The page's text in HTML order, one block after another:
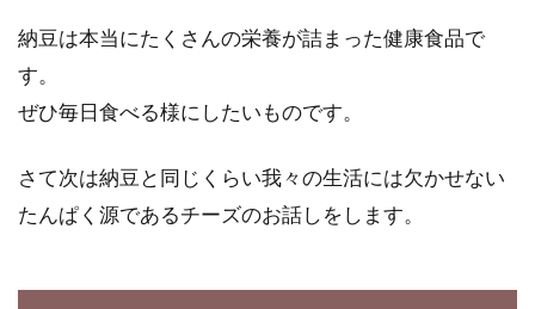
納豆は本当にたくさんの栄養が詰まった健康食品で
す。
ぜひ毎日食べる様にしたいものです。
さて次は納豆と同じくらい我々の生活には欠かせない
たんぱく源であるチーズのお話しをします。